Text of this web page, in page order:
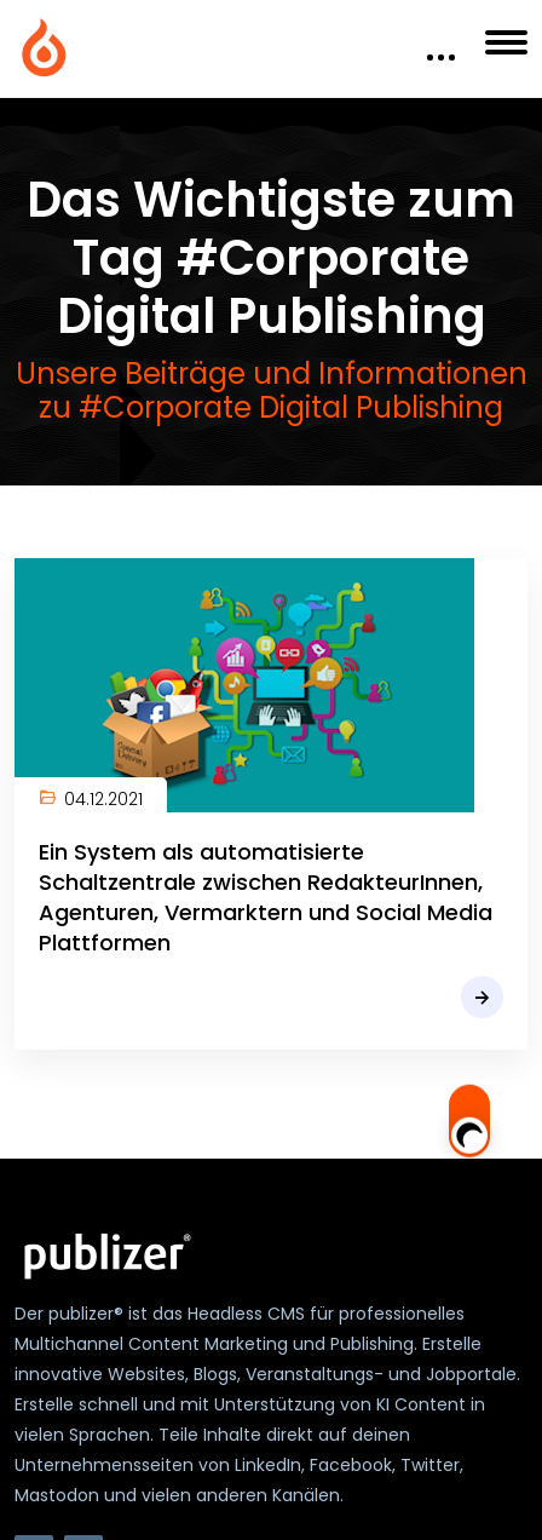
Das Wichtigste zum
Tag #Corporate
Digital Publishing
Unsere Beiträge und Informationen
zu #Corporate Digital Publishing
04.12.2021
Ein System als automatisierte
Schaltzentrale zwischen RedakteurInnen,
Agenturen, Vermarktern und Social Media
Plattformen
Der publizer® ist das Headless CMS für professionelles
Multichannel Content Marketing und Publishing. Erstelle
innovative Websites, Blogs, Veranstaltungs- und Jobportale.
Erstelle schnell und mit Unterstützung von KI Content in
vielen Sprachen. Teile Inhalte direkt auf deinen
Unternehmensseiten von LinkedIn, Facebook, Twitter,
Mastodon und vielen anderen Kanälen.